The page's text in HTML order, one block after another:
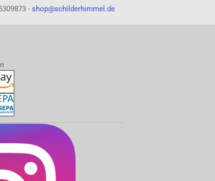
- shop@schilderhimmel.de